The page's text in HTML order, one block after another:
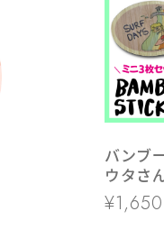
バンブ
ウタさ
テッカ
¥1,650